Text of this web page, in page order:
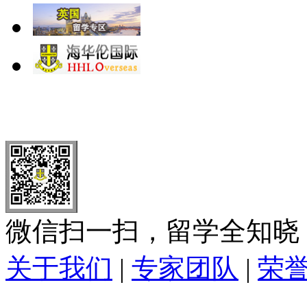
微信扫一扫，留学全知晓
关于我们 | 专家团队 | 荣